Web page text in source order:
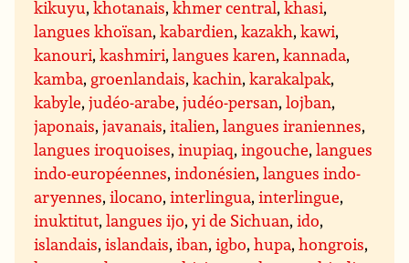
kikuyu,khotanais,khmer central,khasi,
langues khoïsan,kabardien,kazakh,kawi,
kanouri,kashmiri,langues karen,kannada,
kamba, groenlandais,kachin,karakalpak,
kabyle,judéo-arabe,judéo-persan,lojban,
japonais,javanais,italien,langues iraniennes,
langues iroquoises,inupiaq,ingouche,langues
indo-européennes,indonésien,langues indo-
aryennes,ilocano,interlingua,interlingue,
inuktitut,langues ijo,yi de Sichuan,ido,
islandais,islandais,iban,igbo,hupa,hongrois,